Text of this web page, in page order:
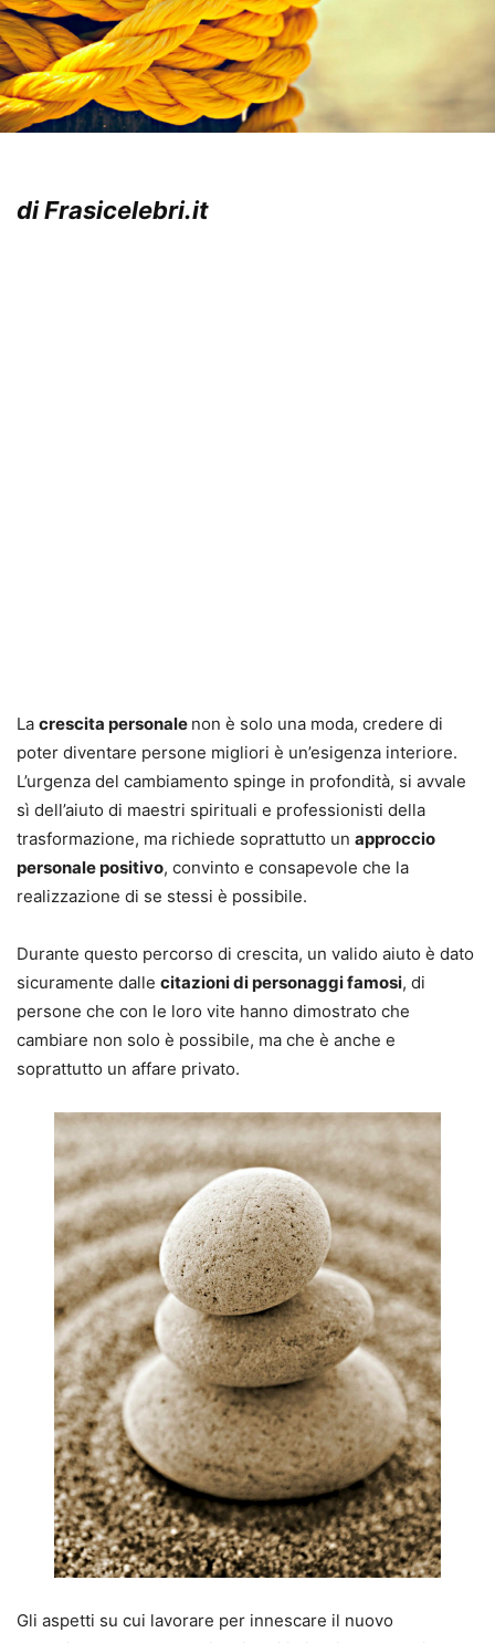
di Frasicelebri.it
La crescita personale non è solo una moda, credere di
poter diventare persone migliori è un’esigenza interiore.
L’urgenza del cambiamento spinge in profondità, si avvale
sì dell’aiuto di maestri spirituali e professionisti della
trasformazione, ma richiede soprattutto un approccio
personale positivo, convinto e consapevole che la
realizzazione di se stessi è possibile.
Durante questo percorso di crescita, un valido aiuto è dato
sicuramente dalle citazioni di personaggi famosi, di
persone che con le loro vite hanno dimostrato che
cambiare non solo è possibile, ma che è anche e
soprattutto un affare privato.
Gli aspetti su cui lavorare per innescare il nuovo